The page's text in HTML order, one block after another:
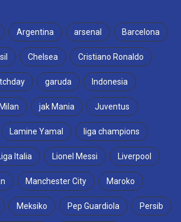
Argentina arsenal Barcelona
Chelsea Cristiano Ronaldo
garuda Indonesia
jak Mania Juventus
Lamine Yamal liga champions
Liga Italia Lionel Messi Liverpool
Manchester City Maroko
Meksiko Pep Guardiola Persib